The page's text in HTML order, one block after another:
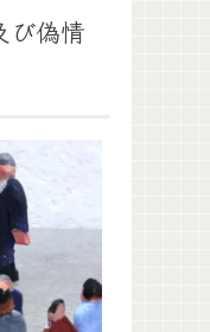
び偽情